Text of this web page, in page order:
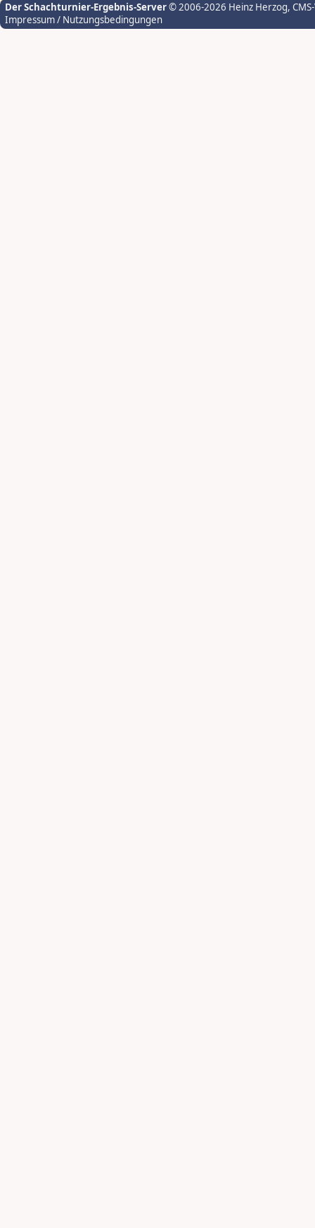
Der Schachturnier-Ergebnis-Server© 2006-2026 Heinz Herzog,
Impressum / Nutzungsbedingungen